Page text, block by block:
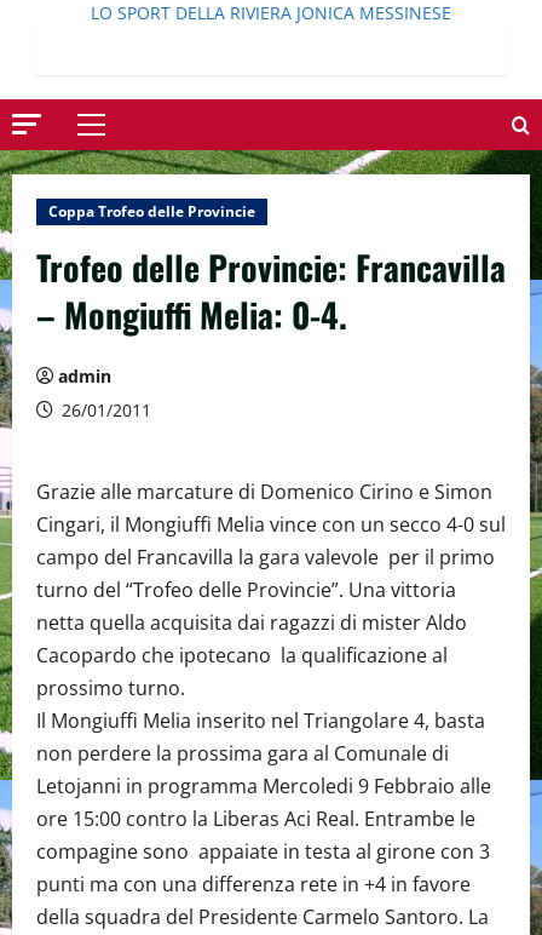
LO SPORT DELLA RIVIERA JONICA MESSINESE
Menu
principale
Coppa Trofeo delle Provincie
Trofeo delle Provincie: Francavilla
– Mongiuffi Melia: 0-4.
admin
26/01/2011
Grazie alle marcature di Domenico Cirino e Simon
Cingari, il Mongiuffi Melia vince con un secco 4-0 sul
campo del Francavilla la gara valevole per il primo
turno del “Trofeo delle Provincie”. Una vittoria
netta quella acquisita dai ragazzi di mister Aldo
Cacopardo che ipotecano la qualificazione al
prossimo turno.
Il Mongiuffi Melia inserito nel Triangolare 4, basta
non perdere la prossima gara al Comunale di
Letojanni in programma Mercoledi 9 Febbraio alle
ore 15:00 contro la Liberas Aci Real. Entrambe le
compagine sono appaiate in testa al girone con 3
punti ma con una differenza rete in +4 in favore
della squadra del Presidente Carmelo Santoro. La